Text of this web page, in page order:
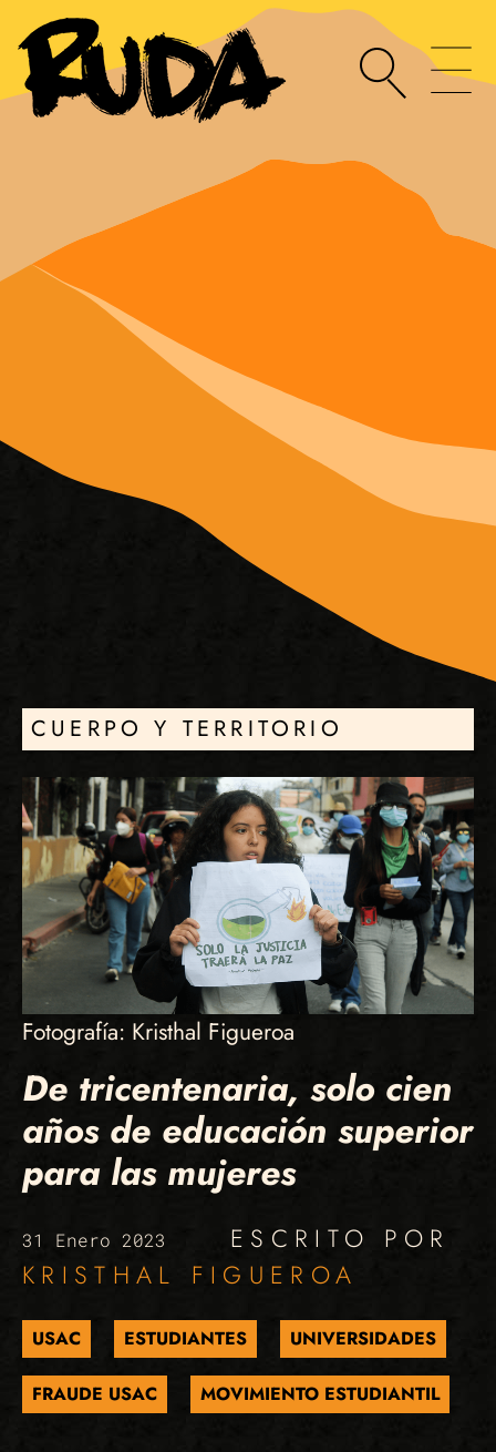
CUERPO Y TERRITORIO
Fotografía: Kristhal Figueroa
De tricentenaria, solo cien
años de educación superior
para las mujeres
31 Enero 2023
ESCRITO POR
KRISTHAL FIGUEROA
USAC ESTUDIANTES UNIVERSIDADES
FRAUDE USAC MOVIMIENTO ESTUDIANTIL